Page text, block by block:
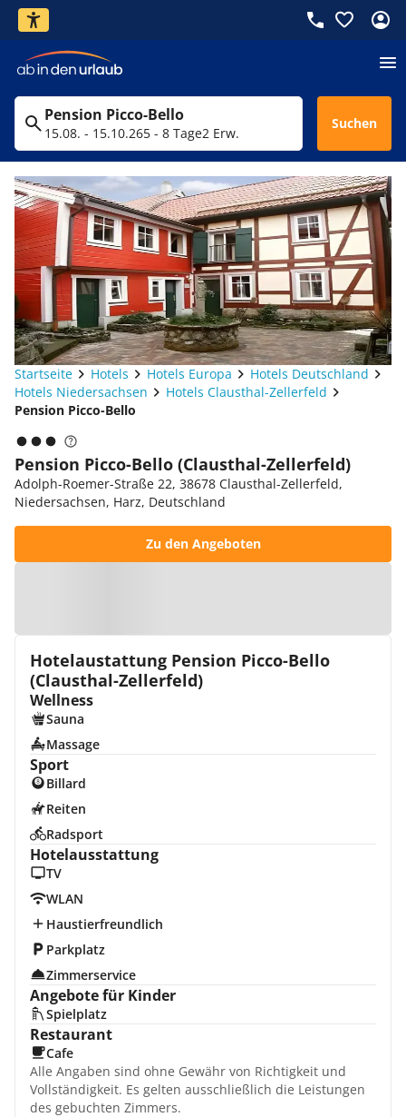
Pension Picco-Bello
15.08. - 15.10.265 - 8 Tage2 Erw.
Suchen
Startseite Hotels Hotels Europa
Hotels Deutschland
Hotels Niedersachsen
Hotels Clausthal-Zellerfeld
Pension Picco-Bello
Pension Picco-Bello (Clausthal-Zellerfeld)
Adolph-Roemer-Straße 22, 38678 Clausthal-Zellerfeld,
Niedersachsen, Harz, Deutschland
Zu den Angeboten
Hotelaustattung Pension Picco-Bello
(Clausthal-Zellerfeld)
Wellness
Sauna
Massage
Sport
Billard
Reiten
Radsport
Hotelausstattung
TV
WLAN
Haustierfreundlich
Parkplatz
Zimmerservice
Angebote für Kinder
Spielplatz
Restaurant
Cafe
Alle Angaben sind ohne Gewähr von Richtigkeit und
Vollständigkeit. Es gelten ausschließlich die Leistungen
des gebuchten Zimmers.